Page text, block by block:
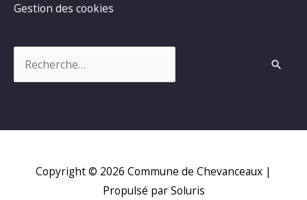
Gestion des cookies
Copyright © 2026 Commune de Chevanceaux |
Propulsé par Soluris